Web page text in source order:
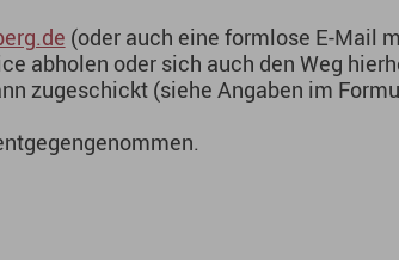
(oder auch eine formlose E-Mail
abholen oder sich auch den Weg
zugeschickt (siehe Angaben im